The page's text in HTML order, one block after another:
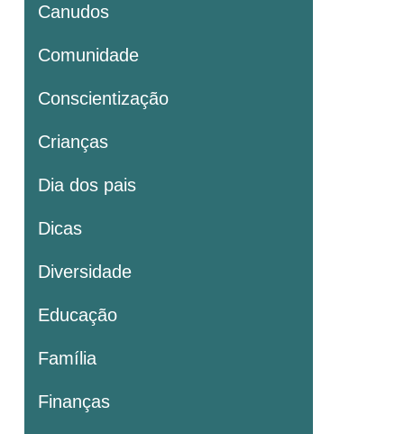
Canudos
Comunidade
Conscientização
Crianças
Dia dos pais
Dicas
Diversidade
Educação
Família
Finanças